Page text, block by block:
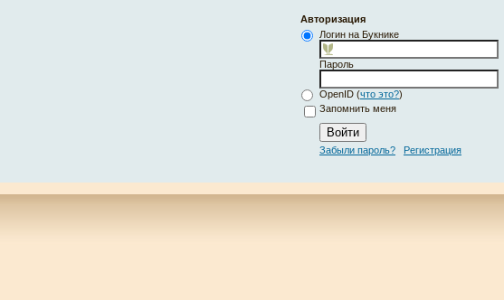
Авторизация
Логин на Букнике
Пароль
OpenID (что это?)
Запомнить меня
Забыли пароль? Регистрация